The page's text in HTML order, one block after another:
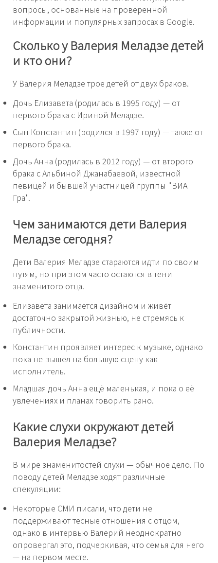
вопросы, основанные на проверенной
информации и популярных запросах в Google.
Сколько у Валерия Меладзе детей
и кто они?
У Валерия Меладзе трое детей от двух браков.
Дочь Елизавета (родилась в 1995 году) — от
первого брака с Ириной Меладзе.
Сын Константин (родился в 1997 году) — также от
первого брака.
Дочь Анна (родилась в 2012 году) — от второго
брака с Альбиной Джанабаевой, известной
певицей и бывшей участницей группы "ВИА
Гра".
Чем занимаются дети Валерия
Меладзе сегодня?
Дети Валерия Меладзе стараются идти по своим
путям, но при этом часто остаются в тени
знаменитого отца.
Елизавета занимается дизайном и живёт
достаточно закрытой жизнью, не стремясь к
публичности.
Константин проявляет интерес к музыке, однако
пока не вышел на большую сцену как
исполнитель.
Младшая дочь Анна ещё маленькая, и пока о её
увлечениях и планах говорить рано.
Какие слухи окружают детей
Валерия Меладзе?
В мире знаменитостей слухи — обычное дело. По
поводу детей Меладзе ходят различные
спекуляции:
Некоторые СМИ писали, что дети не
поддерживают тесные отношения с отцом,
однако в интервью Валерий неоднократно
опровергал это, подчеркивая, что семья для него
— на первом месте.